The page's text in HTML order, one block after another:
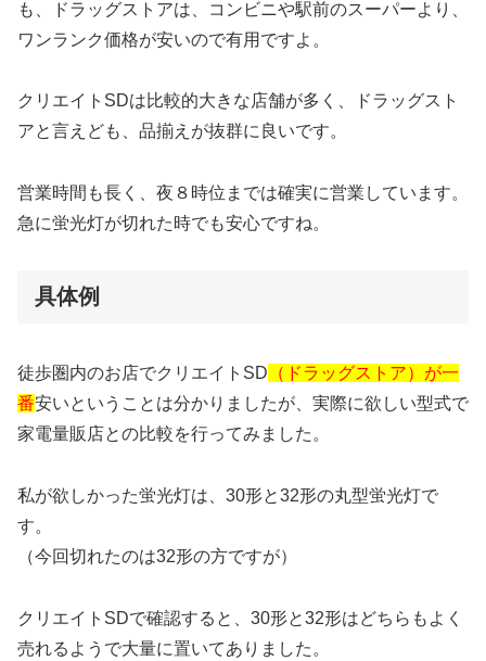
も、ドラッグストアは、コンビニや駅前のスーパーより、
ワンランク価格が安いので有用ですよ。
クリエイトSDは比較的大きな店舗が多く、ドラッグスト
アと言えども、品揃えが抜群に良いです。
営業時間も長く、夜８時位までは確実に営業しています。
急に蛍光灯が切れた時でも安心ですね。
具体例
徒歩圏内のお店でクリエイトSD （ドラッグストア）が一
番安いということは分かりましたが、実際に欲しい型式で
家電量販店との比較を行ってみました。
私が欲しかった蛍光灯は、30形と32形の丸型蛍光灯で
す。
（今回切れたのは32形の方ですが）
クリエイトSDで確認すると、30形と32形はどちらもよく
売れるようで大量に置いてありました。